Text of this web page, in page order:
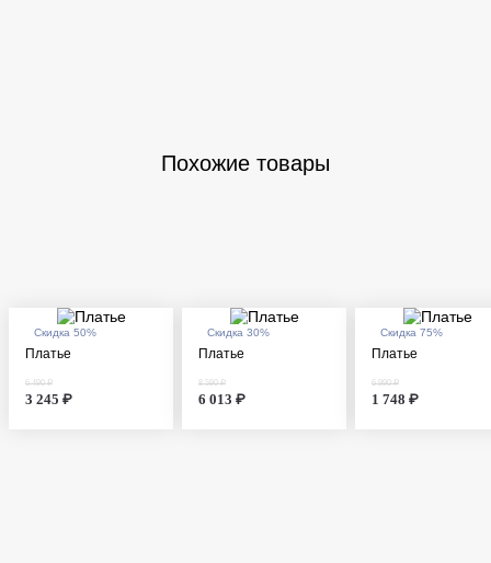
Похожие товары
Скидка 50%
Платье
6 490 ₽
3 245 ₽
Скидка 30%
Платье
8 590 ₽
6 013 ₽
Скидка 75%
Платье
6 990 ₽
1 748 ₽